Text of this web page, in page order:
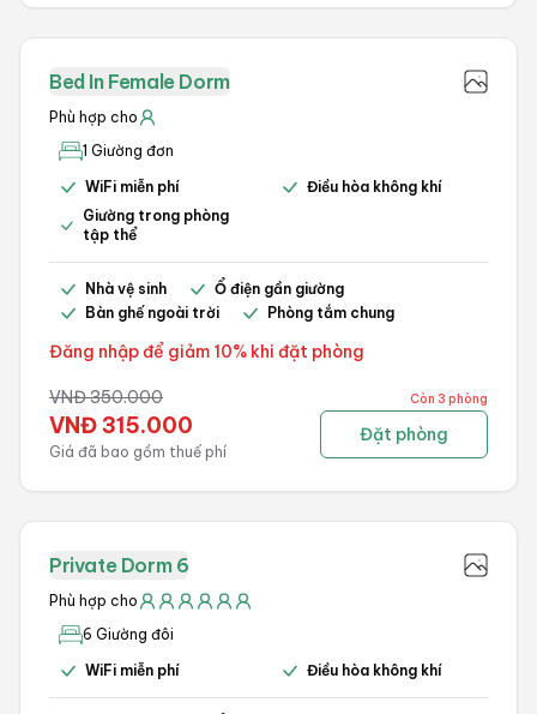
Bed In Female Dorm
Phù hợp cho
1 Giường đơn
WiFi miễn phí
Điều hòa không khí
Giường trong phòng
tập thể
Nhà vệ sinh
Ổ điện gần giường
Bàn ghế ngoài trời
Phòng tắm chung
Đăng nhập để giảm 10% khi đặt phòng
VNĐ350.000
VNĐ315.000
Giá đã bao gồm thuế phí
Còn 3 phòng
Đặt phòng
Private Dorm 6
Phù hợp cho
6 Giường đôi
WiFi miễn phí
Điều hòa không khí